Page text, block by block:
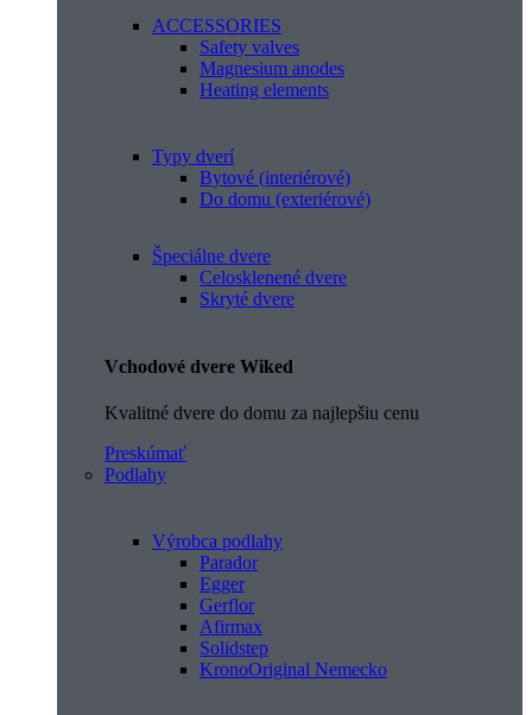
ACCESSORIES
Safety valves
Magnesium anodes
Heating elements
Typy dverí
Bytové (interiérové)
Do domu (exteriérové)
Špeciálne dvere
Celosklenené dvere
Skryté dvere
Vchodové dvere Wiked
Kvalitné dvere do domu za najlepšiu cenu
Preskúmať
Podlahy
Výrobca podlahy
Parador
Egger
Gerflor
Afirmax
Solidstep
KronoOriginal Nemecko